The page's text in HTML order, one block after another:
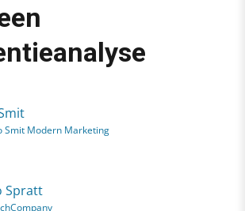
zo maak je een concurrentieanalyse
Smit Modern Marketing
Spratt